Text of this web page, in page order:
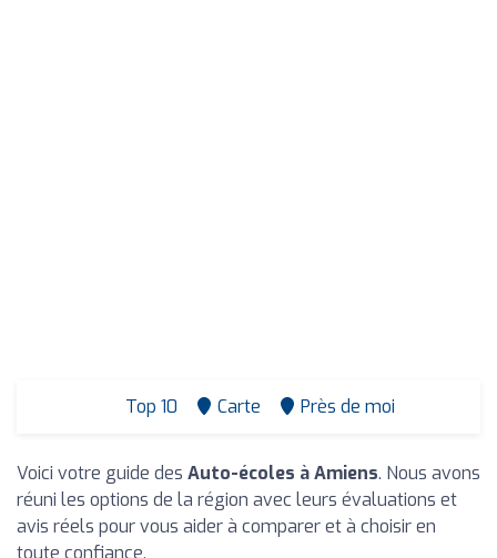
Top 10 Carte Près de moi
Voici votre guide des Auto-écoles à Amiens. Nous avons
réuni les options de la région avec leurs évaluations et
avis réels pour vous aider à comparer et à choisir en
toute confiance.